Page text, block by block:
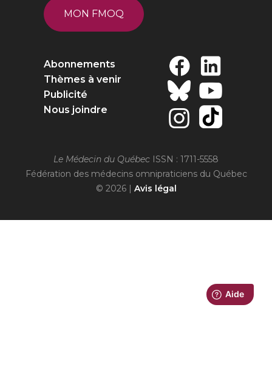
MON FMOQ
Abonnements
Thèmes à venir
Publicité
Nous joindre
Le Médecin du Québec ISSN : 1711-5558
Fédération des médecins omnipraticiens du Québec
© 2026 | Avis légal